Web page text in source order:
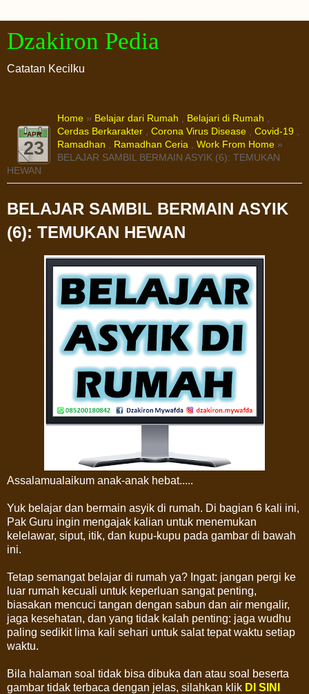
Dzakiron Pedia
Catatan Kecilku
APR
23
Home » Belajar dari Rumah , Belajari di Rumah ,
Cerdas Berkarakter , Corona Virus Disease , Covid-19 ,
Ramadhan , Ramadhan Ceria , Work From Home »
BELAJAR SAMBIL BERMAIN ASYIK (6): TEMUKAN
HEWAN
BELAJAR SAMBIL BERMAIN ASYIK
(6): TEMUKAN HEWAN
Assalamualaikum anak-anak hebat.....
Yuk belajar dan bermain asyik di rumah. Di bagian 6 kali ini,
Pak Guru ingin mengajak kalian untuk menemukan
kelelawar, siput, itik, dan kupu-kupu pada gambar di bawah
ini.
Tetap semangat belajar di rumah ya? Ingat: jangan pergi ke
luar rumah kecuali untuk keperluan sangat penting,
biasakan mencuci tangan dengan sabun dan air mengalir,
jaga kesehatan, dan yang tidak kalah penting: jaga wudhu
paling sedikit lima kali sehari untuk salat tepat waktu setiap
waktu.
Bila halaman soal tidak bisa dibuka dan atau soal beserta
gambar tidak terbaca dengan jelas, silahkan klik DI SINI